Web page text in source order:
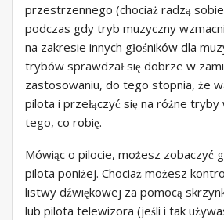
przestrzennego (chociaż radzą
podczas gdy tryb muzyczny
na zakresie innych głośników dla
trybów sprawdzał się dobrze w
zastosowaniu, do tego stopnia, że
pilota i przełączyć się na różne tryby
tego, co robię.
Mówiąc o pilocie, możesz zobaczyć
pilota poniżej. Chociaż możesz
listwy dźwiękowej za pomocą
lub pilota telewizora (jeśli i tak